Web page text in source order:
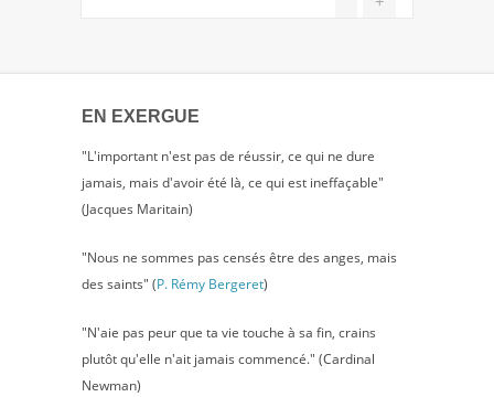
EN EXERGUE
"L'important n'est pas de réussir, ce qui ne dure
jamais, mais d'avoir été là, ce qui est ineffaçable"
(Jacques Maritain)
"Nous ne sommes pas censés être des anges, mais
des saints" (P. Rémy Bergeret)
"N'aie pas peur que ta vie touche à sa fin, crains
plutôt qu'elle n'ait jamais commencé." (Cardinal
Newman)